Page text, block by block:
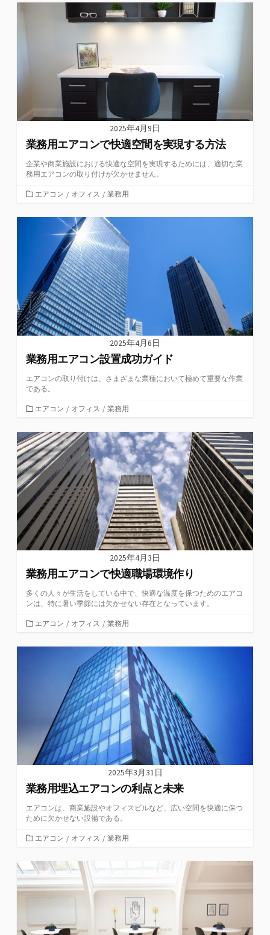
2025年4月9日
業務用エアコンで快適空間を実現する方法
企業や商業施設における快適な空間を実現するためには、適切な業
務用エアコンの取り付けが欠かせません。
カ
ゴ
エアコン / オフィス / 業務用
2025年4月6日
業務用エアコン設置成功ガイド
エアコンの取り付けは、さまざまな業種において極めて重要な作業
である。
カ
ゴ
リ
ー
エアコン / オフィス / 業務用
2025年4月3日
業務用エアコンで快適職場環境作り
多くの人々が生活をしている中で、快適な温度を保つためのエアコ
ンは、特に暑い季節には欠かせない存在となっています。
カ
ゴ
エアコン / オフィス / 業務用
2025年3月31日
業務用埋込エアコンの利点と未来
エアコンは、商業施設やオフィスビルなど、広い空間を快適に保つ
ために欠かせない設備である。
カ
ゴ
リ
ー
エアコン / オフィス / 業務用